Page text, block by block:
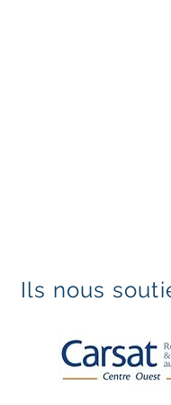
Ils nous